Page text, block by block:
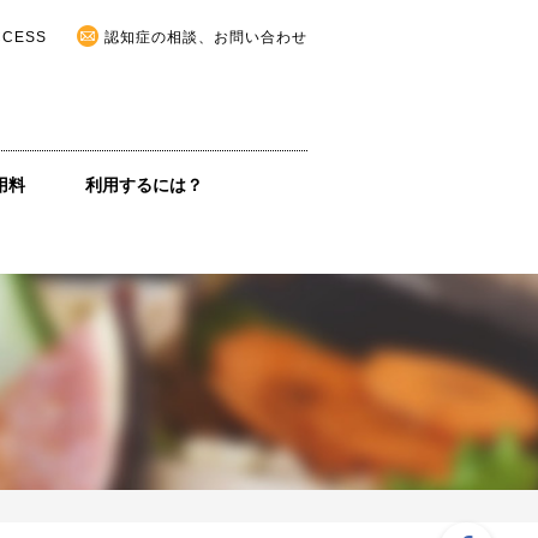
認知症の相談、お問い合わせ
料 利用するには？